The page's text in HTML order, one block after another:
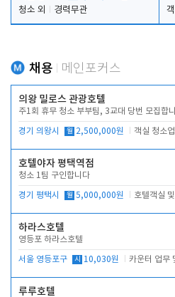
청소 외
경력무관
채용 메인포커스
의왕 밀로스 관광호텔
주1회 휴무 청소 부부팀, 3교대 당번 모집합
경기 의왕시 월 2,500,000원 객실 청소
호텔야자 평택역점
청소 1팀 구인합니다
경기 평택시 월 5,000,000원
하라스호텔
영등포 하라스호텔
서울 영등포구 시 10,030원
루루호텔